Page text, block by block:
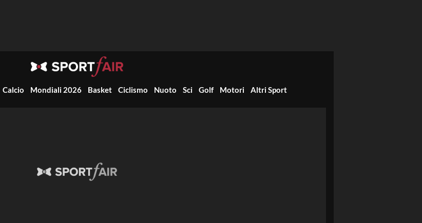
Calcio Mondiali 2026 Basket Ciclismo Nuoto Sci Golf Motori Altri Sport